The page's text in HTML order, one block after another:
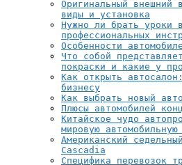
Оригинальный
виды и установка
Нужно ли брать уроки
профессиональных
Особенности
Что собой
покраски и какие у
Как открыть
бизнесу
Как выбрать новый
Плюсы автомобилей
Китайское чудо
мировую автомобильную
Американский
Cascadia
Специфика перевозок